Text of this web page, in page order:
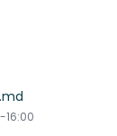
16:00